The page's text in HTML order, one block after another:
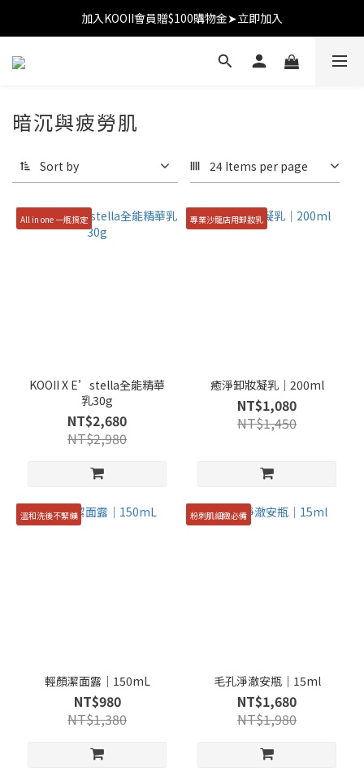
加入KOOII會員贈$100購物金➤立即加入
加入KOOII會員贈$100購物金➤立即加入
全館$3,000免運
暗沉與疲勞肌
Sort by 24 Items per page
All in one 一瓶搞定
KOOII X E’stella全能精華
乳30g
NT$2,680
NT$2,980
專業沙龍店用卸妝乳
癒淨卸妝凝乳｜200ml
NT$1,080
NT$1,450
溫和洗後不緊繃
輕顏潔面露｜150mL
NT$980
NT$1,380
粉刺肌細緻必備
毛孔淨澈安瓶｜15ml
NT$1,680
NT$1,980